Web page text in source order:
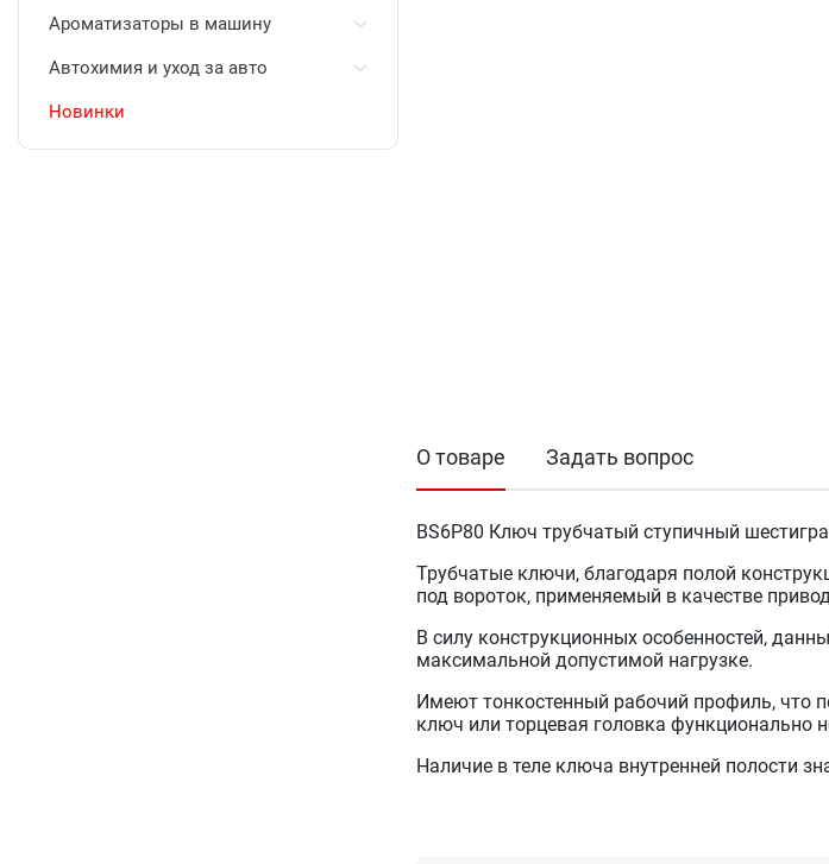
Ароматизаторы в машину
Автохимия и уход за авто
Новинки
О товаре Задать вопрос
BS6P80 Ключ трубчатый ступичный
Трубчатые ключи, благодаря полой
под вороток, применяемый в качестве
В силу конструкционных особенностей,
максимальной допустимой нагрузке.
Имеют тонкостенный рабочий профиль, что
ключ или торцевая головка функционально
Наличие в теле ключа внутренней полости